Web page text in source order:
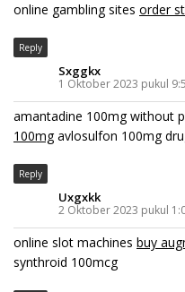
online gambling sites order
Reply
Sxggkx
1 Oktober 2023 pukul
amantadine 100mg without
100mgavlosulfon 100mg
Reply
Uxgxkk
2 Oktober 2023 pukul
online slot machines buy
synthroid 100mcg